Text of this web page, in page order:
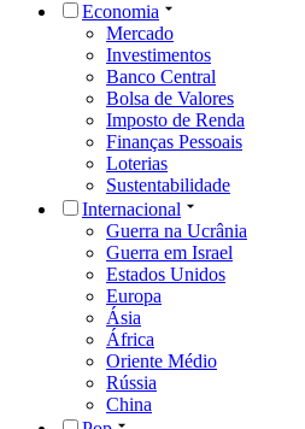
Economia
Mercado
Investimentos
Banco Central
Bolsa de Valores
Imposto de Renda
Finanças Pessoais
Loterias
Sustentabilidade
Internacional
Guerra na Ucrânia
Guerra em Israel
Estados Unidos
Europa
Ásia
África
Oriente Médio
Rússia
China